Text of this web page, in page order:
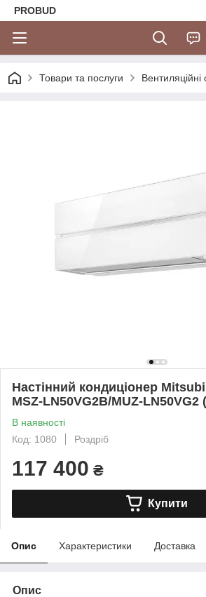
PROBUD
Товари та послуги Вентиляційні
Настінний кондиціонер
MSZ-LN50VG2B/MUZ-LN50VG2
В наявності
Код: 1080
Роздріб
117 400 ₴
Купити
Опис Характеристики Доставка
Опис